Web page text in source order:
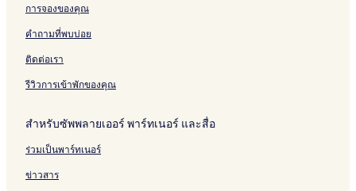
t
e
l
i
-
A
d
l
O
l
y
e
l
r
t
g
M
a
i
n
J
o
u
n
h
b
การจองของคุณ
คำถามที่พบบ่อย
ติดต่อเรา
รีวิวการเข้าพักของคุณ
สำหรับซัพพลายเออร์ พาร์ทเนอร์ และสื่อ
ร่วมเป็นพาร์ทเนอร์
ข่าวสาร